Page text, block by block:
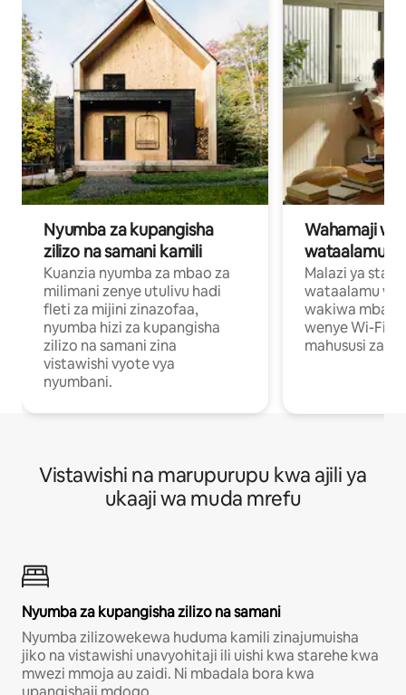
Nyumba za kupangisha
zilizo na samani kamili
Kuanzia nyumba za mbao za
milimani zenye utulivu hadi
fleti za mijini zinazofaa,
nyumba hizi za kupangisha
zilizo na samani zina
vistawishi vyote vya
nyumbani.
Wahamaji
wataalamu
Malazi ya
wataalamu
wakiwa mbali
wenye Wi-Fi
mahususi za
Vistawishi na marupurupu kwa ajili ya
ukaaji wa muda mrefu
Nyumba za kupangisha zilizo na samani
Nyumba zilizowekewa huduma kamili zinajumuisha
jiko na vistawishi unavyohitaji ili uishi kwa starehe kwa
mwezi mmoja au zaidi. Ni mbadala bora kwa